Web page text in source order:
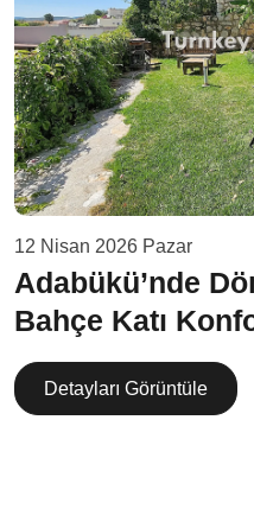
12 Nisan 2026 Pazar
Adabükü’nde
Bahçe Katı
Detayları Görüntüle